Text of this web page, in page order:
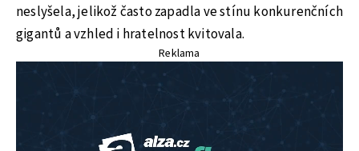
neslyšela, jelikož často zapadla ve stínu konkurenčních
gigantů a vzhled i hratelnost kvitovala.
Reklama